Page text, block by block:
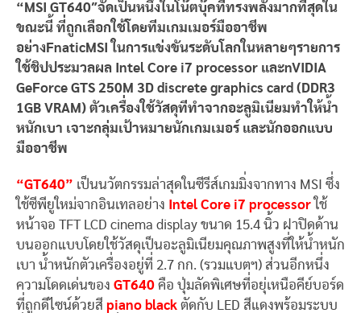
“MSI GT640″จัดเป็นหนึ่งในโน๊ตบุ๊คที่ทรงพลังมากที่สุดใน
ขณะนี้ ที่ถูกเลือกใช้โดยทีมเกมเมอร์มืออาชีพ
อย่างFnaticMSI ในการแข่งขันระดับโลกในหลายๆรายการ
ใช้ชิปประมวลผล Intel Core i7 processor และnVIDIA
GeForce GTS 250M 3D discrete graphics card (DDR3
1GB VRAM) ตัวเครื่องใช้วัสดุทีทำจากอะลูมิเนียมทำให้น้ำ
หนักเบา เจาะกลุ่มเป้าหมายนักเกมเมอร์ และนักออกแบบ
มืออาชีพ
“GT640” เป็นนวัตกรรมล่าสุดในซีรีส์เกมมิ่งจากทาง MSI ซึ่ง
ใช้ซีพียูใหม่จากอินเทลอย่าง Intel Core i7 processor ใช้
หน้าจอ TFT LCD cinema display ขนาด 15.4 นิ้ว ฝาปิดด้าน
บนออกแบบโดยใช้วัสดุเป็นอะลูมิเนียมคุณภาพสูงที่ให้น้ำหนัก
เบา น้ำหนักตัวเครื่องอยู่ที่ 2.7 กก. (รวมแบตฯ) ส่วนอีกหนึ่ง
ความโดดเด่นของ GT640 คือ ปุ่มลัดพิเศษที่อยุ่เหนือคีย์บอร์ด
ที่ถูกดีไซน์ด้วยสี piano black ตัดกับ LED สีแดงพร้อมระบบ